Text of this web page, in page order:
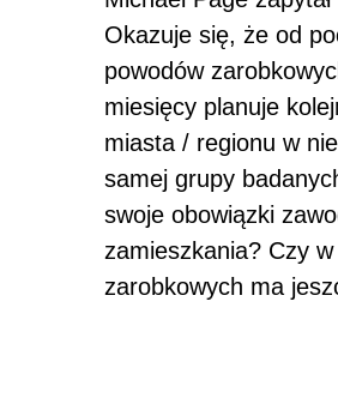
Okazuje się, że od
powodów
miesięcy planuje
miasta / regionu w
samej grupy
swoje obowiązki
zamieszkania? Czy
zarobkowych ma